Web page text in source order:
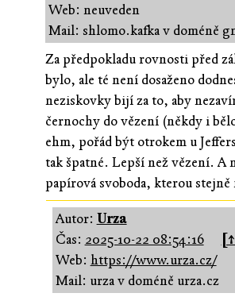
Web: neuveden
Mail: shlomo.kafka v doméně
Za předpokladu rovnosti před
bylo, ale té není dosaženo
neziskovky bijí za to, aby
černochy do vězení (někdy i
ehm, pořád být otrokem u
tak špatné. Lepší než vězení. A
papírová svoboda, kterou stejně
Autor: Urza
Čas: 2025-10-22 08:54:16
Web: https://www.urza.cz/
Mail: urza v doméně urza.cz